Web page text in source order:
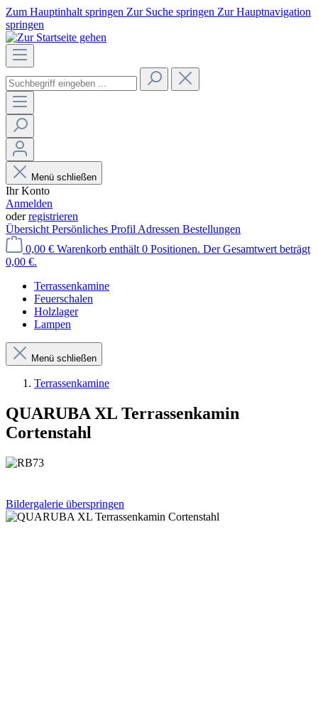
Zum Hauptinhalt springen Zur Suche springen Zur Hauptnavigation
springen
Menü schließen
Ihr Konto
Anmelden
oderregistrieren
Übersicht Persönliches Profil Adressen Bestellungen
0,00 € Warenkorb enthält 0 Positionen. Der Gesamtwert beträgt
0,00 €.
Terrassenkamine
Feuerschalen
Holzlager
Lampen
Menü schließen
Terrassenkamine
QUARUBA XL Terrassenkamin
Cortenstahl
Bildergalerie überspringen